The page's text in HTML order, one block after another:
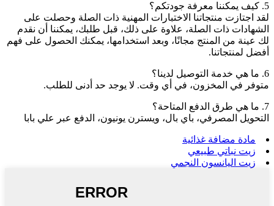
5. كيف يمكننا معرفة جودتكم؟
لقد اجتازت منتجاتنا الاختبارات المهنية ذات الصلة وحصلت على
الشهادات ذات الصلة، علاوة على ذلك، قبل طلبك، يمكننا أن نقدم
لك عينة من المنتج مجانًا، وبعد استخدامها، يمكنك الحصول على فهم
أفضل لمنتجاتنا.
6. ما هي خدمة التوصيل لدينا؟
متوفر في المخزون، في أي وقت. لا يوجد حد أدنى للطلب.
7. ما هي طرق الدفع المتاحة؟
التحويل المصرفي، باي بال، ويسترن يونيون، الدفع عبر علي بابا
مادة مضافة غذائية
زيت نباتي طبيعي
زيت اليانسون النجمي